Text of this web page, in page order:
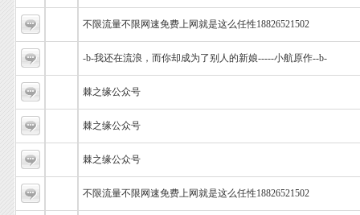
不限流量不限网速免费上网就是这么任性18826521502
-b-我还在流浪，而你却成为了别人的新娘-----小航原作--b-
棘之缘公众号
棘之缘公众号
棘之缘公众号
不限流量不限网速免费上网就是这么任性18826521502